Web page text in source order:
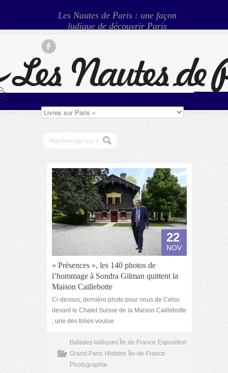
Les Nautes de Paris : une façon
ludique de découvrir Paris
22
NOV
« Présences », les 140 photos de
l’hommage à Sondra Gilman quittent la
Maison Caillebotte
Ci-dessus, dernière photo pour nous de Celso
devant le Chalet Suisse de la Maison Caillebotte
; une des folies voulue
Balades ludiques Île de France Exposition
Grand Paris Histoire
Île-de-France
Photographie